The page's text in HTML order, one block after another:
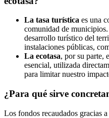
La tasa turística es una
comunidad de
desarrollo turístico del
instalaciones públicas,
La ecotasa, por su parte,
esencial, utilizada
para limitar nuestro
¿Para qué sirve
Los fondos recaudados gracias